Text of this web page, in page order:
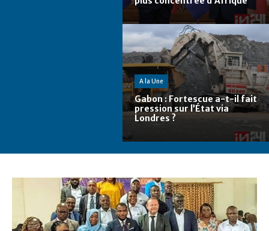
A la Une
Gabon : Fortescue a-t-il fait
pression sur l’État via
Londres ?